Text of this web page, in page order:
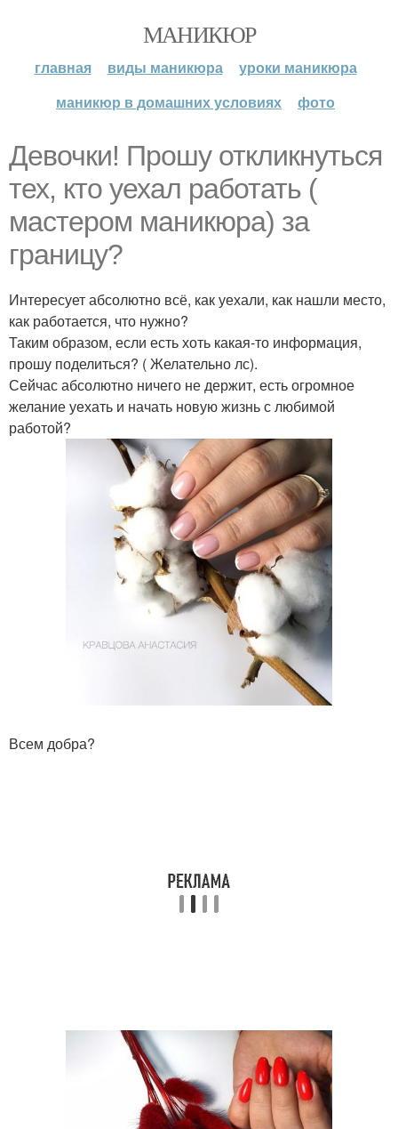
МАНИКЮР
главная виды маникюра
уроки маникюра
маникюр в домашних условиях
фото
Девочки! Прошу откликнуться
тех, кто уехал работать (
мастером маникюра) за
границу?
Интересует абсолютно всё, как уехали, как нашли место,
как работается, что нужно?
Таким образом, если есть хоть какая-то информация,
прошу поделиться? ( Желательно лс).
Сейчас абсолютно ничего не держит, есть огромное
желание уехать и начать новую жизнь с любимой
работой?
Всем добра?